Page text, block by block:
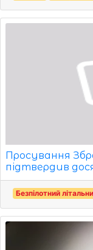
Просування
підтвердив
Безпілотний